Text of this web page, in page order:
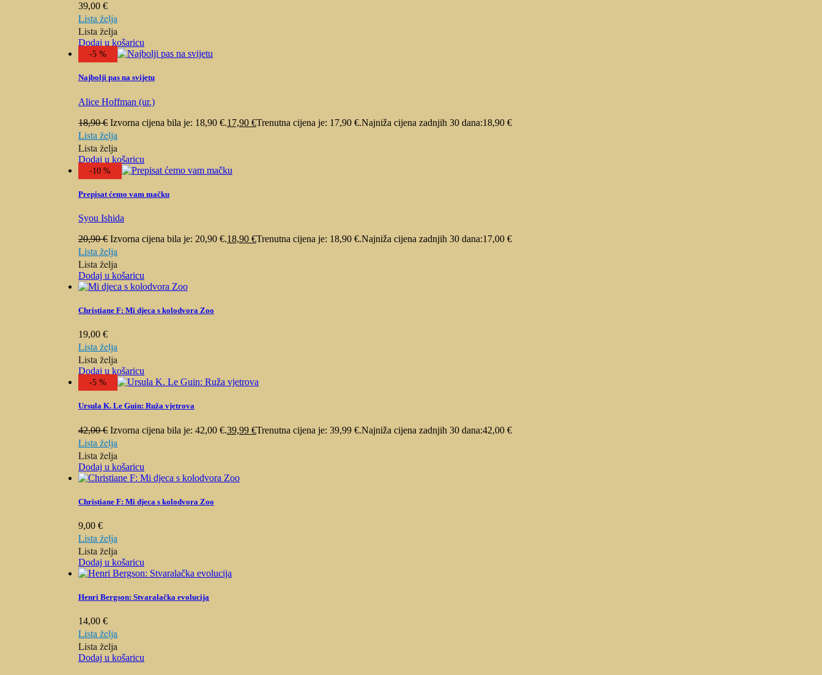
39,00 €
Lista želja
Lista želja
Dodaj u košaricu
-5 %
Najbolji pas na svijetu
Alice Hoffman (ur.)
18,90€ Izvorna cijena bila je: 18,90 €.17,90 €Trenutna cijena je: 17,90 €.Najniža cijena zadnjih 30 dana:18,90 €
Lista želja
Lista želja
Dodaj u košaricu
-10 %
Prepisat ćemo vam mačku
Syou Ishida
20,90€ Izvorna cijena bila je: 20,90 €.18,90 €Trenutna cijena je: 18,90 €.Najniža cijena zadnjih 30 dana:17,00 €
Lista želja
Lista želja
Dodaj u košaricu
Christiane F: Mi djeca s kolodvora Zoo
19,00 €
Lista želja
Lista želja
Dodaj u košaricu
-5 %
Ursula K. Le Guin: Ruža vjetrova
42,00€ Izvorna cijena bila je: 42,00 €.39,99 €Trenutna cijena je: 39,99 €.Najniža cijena zadnjih 30 dana:42,00 €
Lista želja
Lista želja
Dodaj u košaricu
Christiane F: Mi djeca s kolodvora Zoo
9,00 €
Lista želja
Lista želja
Dodaj u košaricu
Henri Bergson: Stvaralačka evolucija
14,00 €
Lista želja
Lista želja
Dodaj u košaricu